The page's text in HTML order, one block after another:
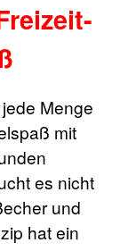
Menge
mit
es nicht
und
hat ein